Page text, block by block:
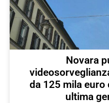
Novara
da 125 mila euro
ultima